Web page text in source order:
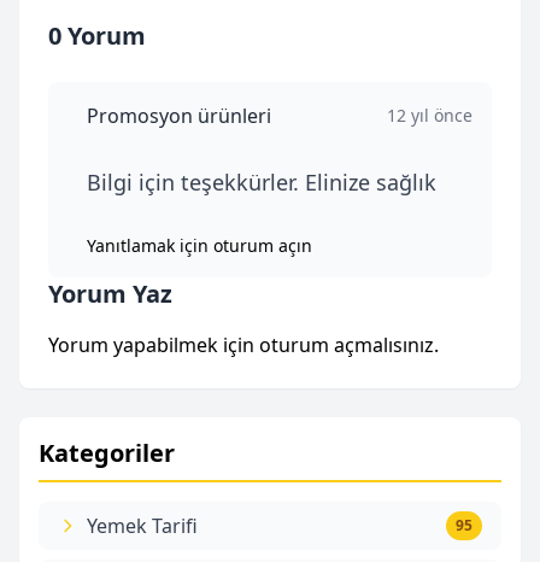
Kategoriler
Yemek Tarifi 95
0 Yorum
Promosyon ürünleri 12 yıl önce
Bilgi için teşekkürler. Elinize sağlık
Yanıtlamak için oturum açın
Yorum Yaz
Yorum yapabilmek için oturum açmalısınız.